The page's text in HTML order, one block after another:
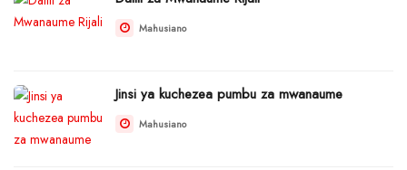
Mahusiano
Jinsi ya kuchezea pumbu za mwanaume
Mahusiano